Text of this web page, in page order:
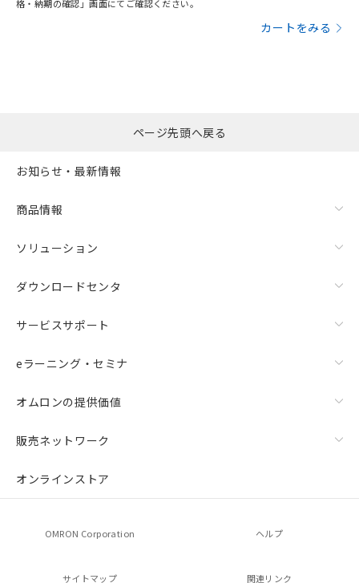
格・納期の確認」画面にてご確認ください。
カートをみる
ページ先頭へ戻る
お知らせ・最新情報
商品情報
ソリューション
ダウンロードセンタ
サービスサポート
eラーニング・セミナ
オムロンの提供価値
販売ネットワーク
オンラインストア
OMRON Corporation ヘルプ
サイトマップ 関連リンク